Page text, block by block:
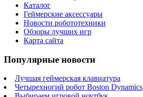
Каталог
Геймерские аксессуары
Новости робототехники
Обзоры лучших игр
Карта сайта
Популярные новости
Лучшая геймерская клавиатура
Четырехногий робот Boston Dynamics